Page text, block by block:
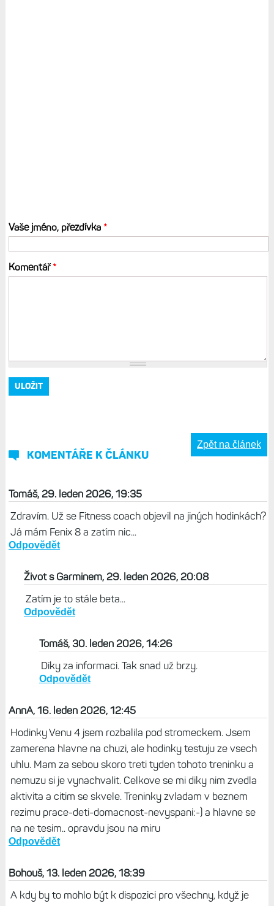
Vaše jméno, přezdívka *
Komentář*
KOMENTÁŘE K ČLÁNKU
Zpět na článek
Tomáš, 29. leden 2026, 19:35
Zdravím. Už se Fitness coach objevil na jiných hodinkách?
Já mám Fenix 8 a zatím nic...
Odpovědět
Život s Garminem, 29. leden 2026, 20:08
Zatím je to stále beta...
Odpovědět
Tomáš, 30. leden 2026, 14:26
Díky za informaci. Tak snad už brzy.
Odpovědět
AnnA, 16. leden 2026, 12:45
Hodinky Venu 4 jsem rozbalila pod stromeckem. Jsem
zamerena hlavne na chuzi, ale hodinky testuju ze vsech
uhlu. Mam za sebou skoro treti tyden tohoto treninku a
nemuzu si je vynachvalit. Celkove se mi diky nim zvedla
aktivita a citim se skvele. Treninky zvladam v beznem
rezimu prace-deti-domacnost-nevyspani:-) a hlavne se
na ne tesim.. opravdu jsou na miru
Odpovědět
Bohouš, 13. leden 2026, 18:39
A kdy by to mohlo být k dispozici pro všechny, když je